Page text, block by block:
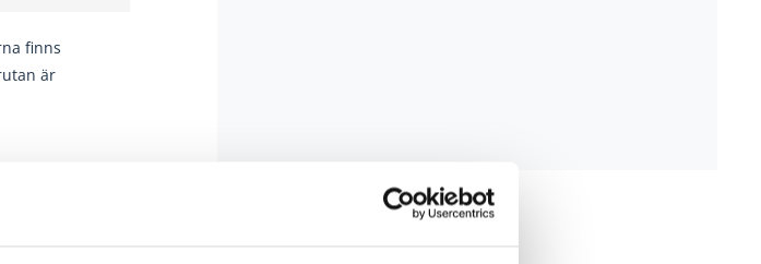
finns
är